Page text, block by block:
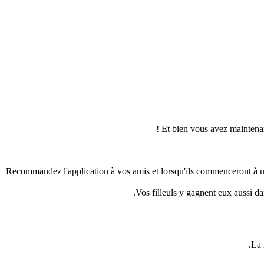
Et bien vous avez
Recommandez l'application à vos amis et lorsqu'ils commenceront
Vos filleuls y gagnent eux aussi
La